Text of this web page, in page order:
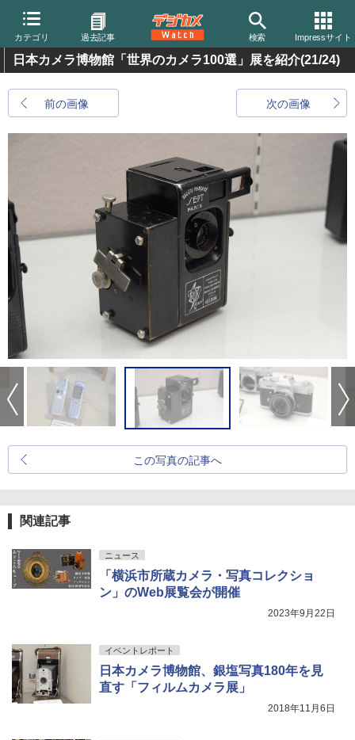
カテゴリ 過去記事 検索 Impressサイト
日本カメラ博物館「世界のカメラ100選」展を紹介(21/24)
前の画像 次の画像
この写真の記事へ
関連記事
ニュース
「横浜市所蔵カメラ・写真コレクショ
ン」のWeb展覧会が開催
2023年9月22日
イベントレポート
日本カメラ博物館、銀塩写真180年を見
直す「フィルムカメラ展」
2018年11月6日